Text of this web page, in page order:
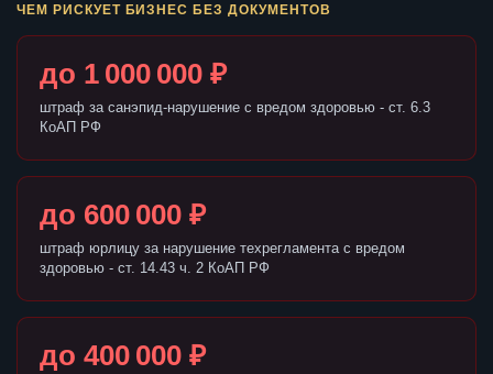
ЧЕМ РИСКУЕТ БИЗНЕС БЕЗ ДОКУМЕНТОВ
до 1 000 000 ₽
штраф за санэпид-нарушение с вредом здоровью - ст. 6.3
КоАП РФ
до 600 000 ₽
штраф юрлицу за нарушение техрегламента с вредом
здоровью - ст. 14.43 ч. 2 КоАП РФ
до 400 000 ₽